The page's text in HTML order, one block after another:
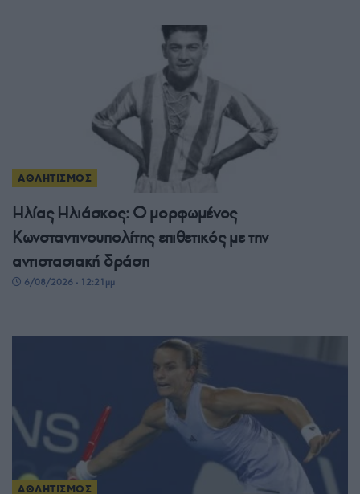
ΑΘΛΗΤΙΣΜΟΣ
Ηλίας Ηλιάσκος: Ο μορφωμένος
Κωνσταντινουπολίτης επιθετικός με την
αντιστασιακή δράση
6/08/2026 - 12:21μμ
ΑΘΛΗΤΙΣΜΟΣ